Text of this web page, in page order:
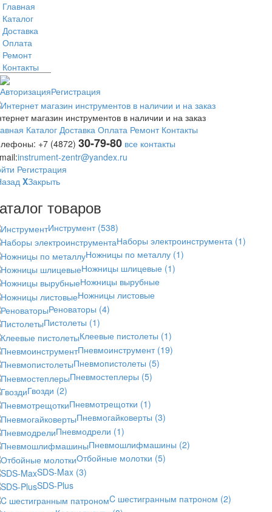
Главная
Каталог
Доставка
Оплата
Ремонт
Контакты
АвторизацияРегистрация
магазин инструментов в наличии и на заказ
Каталог Доставка Оплата Ремонт Контакты
+7 (4872) 30-79-80 все контакты
instrument-zentr@yandex.ru
Регистрация
XЗакрыть
товаров
Инструмент (538)
Наборы электроинструмента (1)
Ножницы по металлу (1)
Ножницы шлицевые (1)
Ножницы вырубные
Ножницы листовые
Реноваторы (4)
Пистолеты (1)
Клеевые пистолеты (1)
Пневмоинструмент (19)
Пневмопистолеты (5)
Пневмостеплеры (5)
Гвозди (2)
Пневмотрещотки (1)
Пневмогайковерты (3)
Пневмодрели (1)
Пневмошлифмашины (2)
Отбойные молотки (5)
SDS-Max (3)
SDS-Plus
C шестигранным патроном (2)